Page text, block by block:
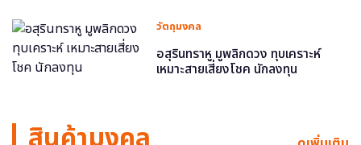
วัตถุมงคล
อสุรินทราหู มูพลิกดวง ทุบเคราะห์
เหมาะสายเสี่ยงโชค นักลงทุน